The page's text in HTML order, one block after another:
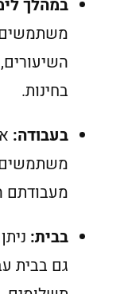
במהלך
משתמשים
בחינות.
בעבודה:
משתמשים
מעבודתם
בבית:
גם בבית